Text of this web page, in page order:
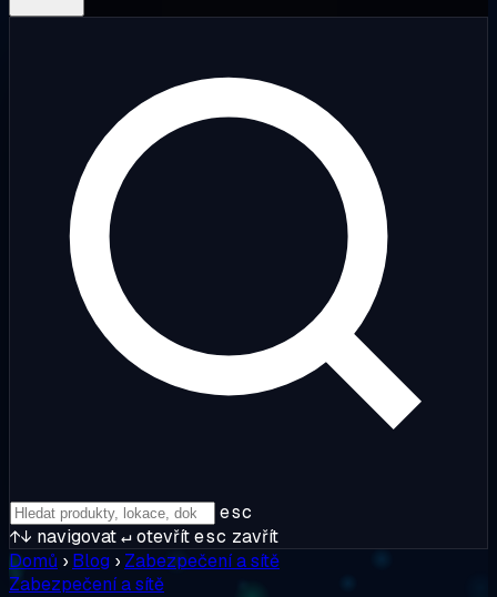
esc
↑↓ navigovat↵otevřítesc zavřít
Domů › Blog › Zabezpečení a sítě
Zabezpečení a sítě